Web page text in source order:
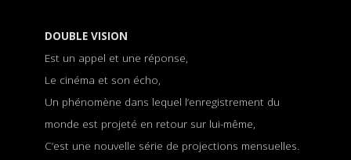
DOUBLE VISION
Est un appel et une réponse,
Le cinéma et son écho,
Un phénomène dans lequel l’enregistrement du
monde est projeté en retour sur lui-même,
C’est une nouvelle série de projections mensuelles.